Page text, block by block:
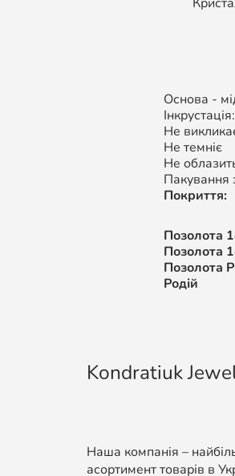
Основа -
Не
Не темніє
Не
Пакування
Покриття:
Позолота
Позолота
Позолота
Родій
Kondratiuk
Наша компанія –
асортимент товарів в